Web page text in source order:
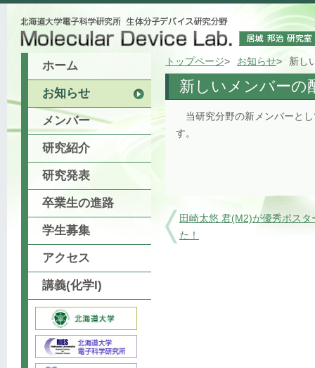
トップページ お知らせ 新し
新しいメンバーの
当研究分野の新メンバーと
す。
田崎太悠 君(M2)が優秀ポスタ
た！
ホーム
お知らせ
メンバー
研究紹介
研究発表
卒業生の進路
学生募集
アクセス
講義(化学I)